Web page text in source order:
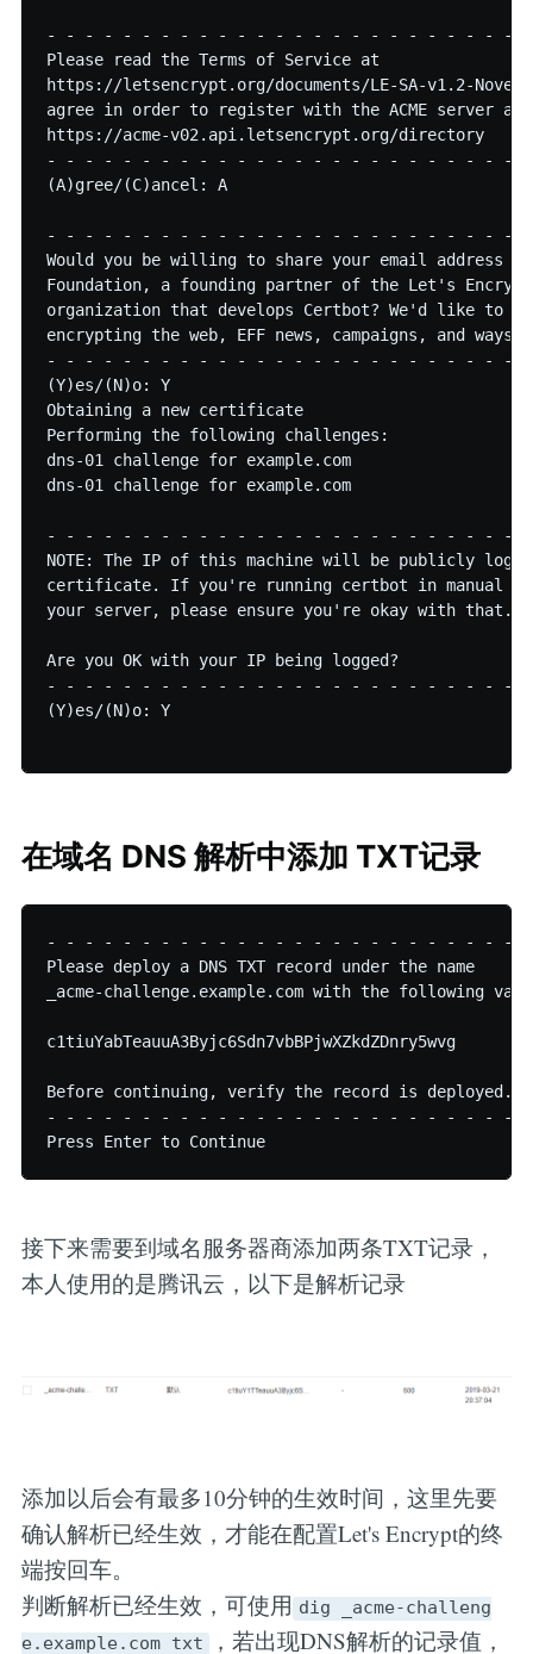
- - - - - - - - - - - - - - - - - - - - - - - - -
Please read the Terms of Service at
https://letsencrypt.org/documents/LE-SA-v1.2-
agree in order to register with the ACME server at
https://acme-v02.api.letsencrypt.org/directory
- - - - - - - - - - - - - - - - - - - - - - - - -
(A)gree/(C)ancel: A
- - - - - - - - - - - - - - - - - - - - - - - - -
Would you be willing to share your email address
Foundation, a founding partner of the Let's
organization that develops Certbot? We'd like to
encrypting the web, EFF news, campaigns, and
- - - - - - - - - - - - - - - - - - - - - - - - -
(Y)es/(N)o: Y
Obtaining a new certificate
Performing the following challenges:
dns-01 challenge for example.com
dns-01 challenge for example.com
- - - - - - - - - - - - - - - - - - - - - - - - -
NOTE: The IP of this machine will be publicly
certificate. If you're running certbot in manual
your server, please ensure you're okay with that.
Are you OK with your IP being logged?
- - - - - - - - - - - - - - - - - - - - - - - - -
(Y)es/(N)o: Y
在域名 DNS 解析中添加 TXT记录
- - - - - - - - - - - - - - - - - - - - - - - - -
Please deploy a DNS TXT record under the name
_acme-challenge.example.com with the following
c1tiuYabTeauuA3Byjc6Sdn7vbBPjwXZkdZDnry5wvg
Before continuing, verify the record is deployed.
- - - - - - - - - - - - - - - - - - - - - - - - -
Press Enter to Continue
接下来需要到域名服务器商添加两条TXT记录，
本人使用的是腾讯云，以下是解析记录
添加以后会有最多10分钟的生效时间，这里先要
确认解析已经生效，才能在配置Let's Encrypt的终
端按回车。
判断解析已经生效，可使用 dig _acme-challeng
e.example.com txt ，若出现DNS解析的记录值，